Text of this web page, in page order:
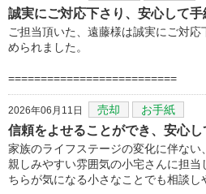
誠実にご対応下さり、安心して
ご担当頂いた、遠藤様は誠実にご対
められました。
==========================
2026年06月11日 売却 お手紙
信頼をよせることができ、安心
家族のライフステージの変化に伴ない
親しみやすい雰囲気の小宅さんに担当
ちらが気になる小さなことでも相談し